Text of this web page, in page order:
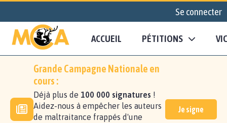
Se connecter
ACCUEIL PÉTITIONS
Grande Campagne Nationale en
cours :
Déjà plus de 100 000 signatures !
Aidez-nous à empêcher les auteurs
de maltraitance frappés d'une
Je signe